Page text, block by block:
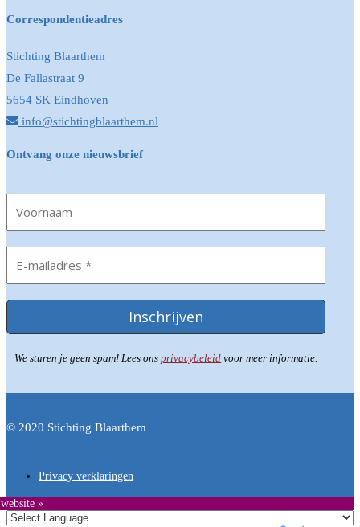
Correspondentieadres
Stichting Blaarthem
De Fallastraat 9
5654 SK Eindhoven
info@stichtingblaarthem.nl
Ontvang onze nieuwsbrief
We sturen je geen spam! Lees onsprivacybeleid voor meer informatie.
© 2020 Stichting Blaarthem
Privacy verklaringen
»